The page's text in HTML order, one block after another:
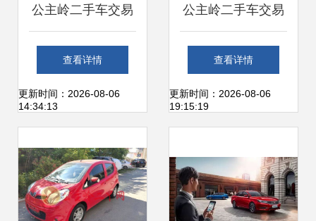
公主岭二手车交易
全指南 从市场探访
到在线咨询
查看详情
更新时间：2026-08-06
14:34:13
公主岭二手车交易
指南 一站式服务与
信息平台全解析
查看详情
更新时间：2026-08-06
19:15:19